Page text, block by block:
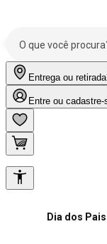
Entrega ou
Entre ou cadastre-
Dia dos Pais